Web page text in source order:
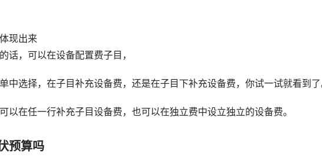
现出来
话，可以在设备配置费子目，
中选择，在子目补充设备费，还是在子目下补充设备费，你试一试就看到了
以在任一行补充子目设备费，也可以在独立费中设立独立的设备费。
预算吗